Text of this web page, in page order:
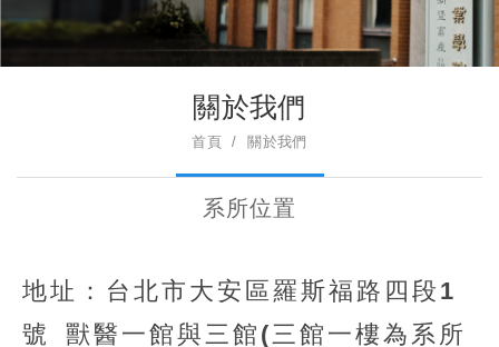
關於我們
首頁 關於我們
系所位置
地址：台北市大安區羅斯福路四段1
號 獸醫一館與三館(三館一樓為系所